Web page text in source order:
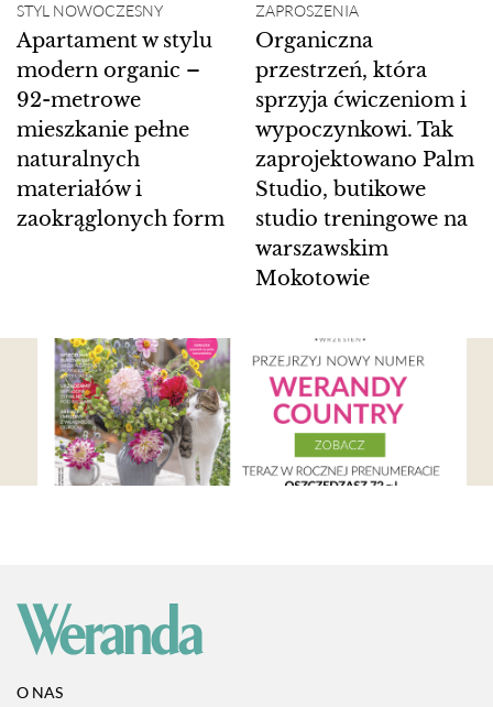
STYL NOWOCZESNY
Apartament w stylu
modern organic –
92-metrowe
mieszkanie pełne
naturalnych
materiałów i
zaokrąglonych form
ZAPROSZENIA
Organiczna
przestrzeń, która
sprzyja ćwiczeniom i
wypoczynkowi. Tak
zaprojektowano Palm
Studio, butikowe
studio treningowe na
warszawskim
Mokotowie
O NAS